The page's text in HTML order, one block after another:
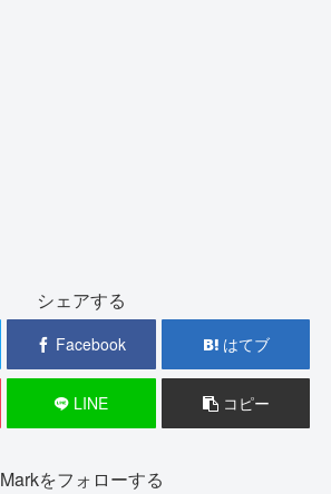
シェアする
Facebook はてブ
LINE コピー
Markをフォローする